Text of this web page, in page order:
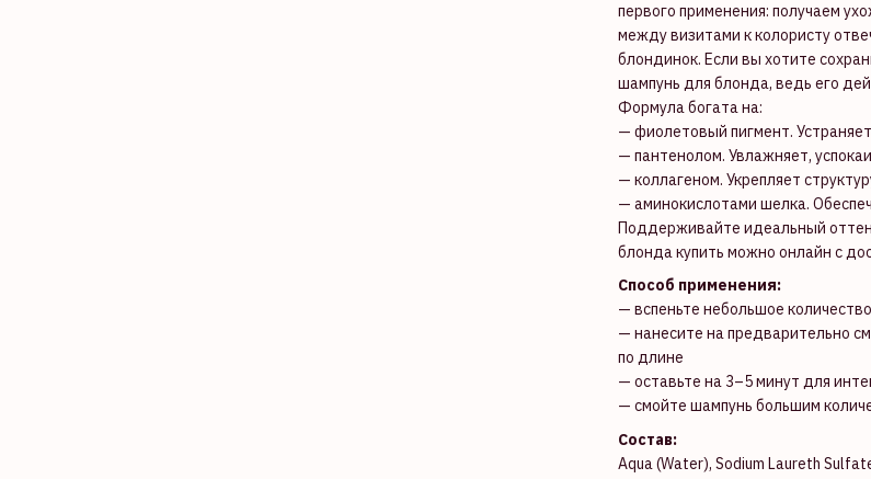
первого применения: получаем
между визитами к колористу
блондинок. Если вы хотите
шампунь для блонда, ведь его
Формула богата на:
— фиолетовый пигмент.
— пантенолом. Увлажняет,
— коллагеном. Укрепляет
— аминокислотами шелка.
Поддерживайте идеальный
блонда купить можно онлайн с
Способ применения:
— вспеньте небольшое
— нанесите на предварительно
по длине
— оставьте на 3–5 минут для
— смойте шампунь большим
Состав:
Aqua (Water), Sodium Laureth